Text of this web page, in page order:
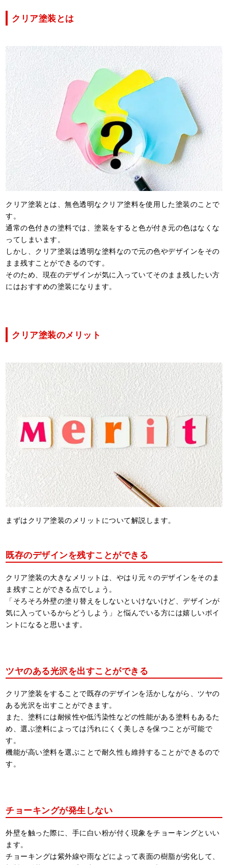
クリア塗装とは
クリア塗装とは、無色透明なクリア塗料を使用した塗装のことで
す。
通常の色付きの塗料では、塗装をすると色が付き元の色はなくな
ってしまいます。
しかし、クリア塗装は透明な塗料なので元の色やデザインをその
まま残すことができるのです。
そのため、現在のデザインが気に入っていてそのまま残したい方
にはおすすめの塗装になります。
クリア塗装のメリット
まずはクリア塗装のメリットについて解説します。
既存のデザインを残すことができる
クリア塗装の大きなメリットは、やはり元々のデザインをそのま
ま残すことができる点でしょう。
「そろそろ外壁の塗り替えをしないといけないけど、デザインが
気に入っているからどうしよう」と悩んでいる方には嬉しいポイ
ントになると思います。
ツヤのある光沢を出すことができる
クリア塗装をすることで既存のデザインを活かしながら、ツヤの
ある光沢を出すことができます。
また、塗料には耐候性や低汚染性などの性能がある塗料もあるた
め、選ぶ塗料によっては汚れにくく美しさを保つことが可能で
す。
機能が高い塗料を選ぶことで耐久性も維持することができるので
す。
チョーキングが発生しない
外壁を触った際に、手に白い粉が付く現象をチョーキングといい
ます。
チョーキングは紫外線や雨などによって表面の樹脂が劣化して、